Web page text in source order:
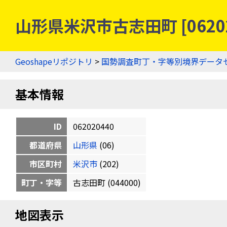
山形県米沢市古志田町
Geoshapeリポジトリ > 国勢調査町丁・字等別境界データ
基本情報
ID
062020440
都道府県
山形県 (06)
市区町村
米沢市 (202)
町丁・字等
古志田町 (044000)
地図表示